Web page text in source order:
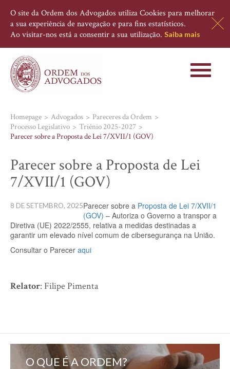
O site da Ordem dos Advogados utiliza Cookies para melhorar
a sua experiência de navegação e para fins estatísticos.
Ao visitar-nos está a consentir a sua utilização. Saiba mais
Toggle
Homepage Advogados
Pareceres da Ordem
Processo Legislativo
Triénio 2025-2027
Parecer sobre a Proposta de Lei 7/XVII/1 (GOV)
Parecer sobre a Proposta de Lei
7/XVII/1 (GOV)
8 DE SETEMBRO, 2025Parecer sobre a Proposta de Lei 7/XVII/1
(GOV) – Autoriza o Governo a transpor a
Diretiva (UE) 2022/2555, relativa a medidas destinadas a
garantir um elevado nível comum de cibersegurança na União.
Consultar o Parecer aqui
Relator: Filipe Pimenta
O QUE É A ORDEM?